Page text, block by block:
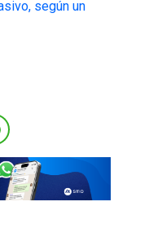
según un